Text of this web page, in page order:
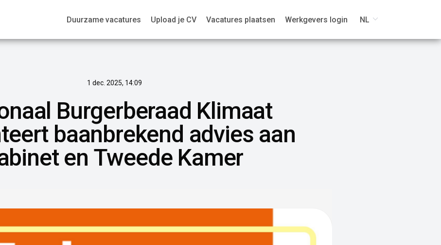
Duurzame vacatures Upload je CV Vacatures plaatsen Werkgevers login NL
1 dec. 2025, 14:09
Burgerberaad Klimaat
baanbrekend advies aan
en Tweede Kamer